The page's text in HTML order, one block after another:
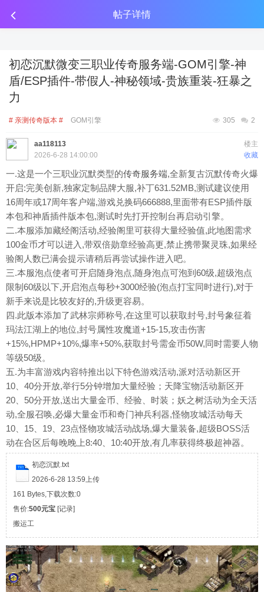
传奇工具分享 点击金币投放广告 点击金币投放广告
帖子详情
初恋沉默微变三职业传奇服务端-GOM引擎-神
盾/ESP插件-带假人-神秘领域-贵族重装-狂暴之
力
# 亲测传奇版本 # GOM引擎 2
305
楼主
aa118113
收藏
2026-6-28 14:00:00
一.这是一个三职业沉默类型的传奇服务端,全新复古沉默传奇火爆
开启:完美创新,独家定制品牌大服,补丁631.52MB,测试建议使用
16周年或17周年客户端,游戏兑换码666888,里面带有ESP插件版
本包和神盾插件版本包,测试时先打开控制台再启动引擎。
二.本服添加藏经阁活动,经验阁里可获得大量经验值,此地图需求
100金币才可以进入,带双倍勋章经验高更,禁止携带聚灵珠,如果经
验阁人数已满会提示请稍后再尝试操作进入吧。
三.本服泡点使者可开启随身泡点,随身泡点可泡到60级,超级泡点
限制60级以下,开启泡点每秒+3000经验(泡点打宝同时进行),对于
新手来说是比较友好的,升级更容易。
四.此版本添加了武林宗师称号,在这里可以获取封号,封号象征着
玛法江湖上的地位,封号属性攻魔道+15-15,攻击伤害
+15%,HPMP+10%,爆率+50%,获取封号需金币50W,同时需要人物
等级50级。
五.为丰富游戏内容特推出以下特色游戏活动,派对活动新区开
10、40分开放,举行5分钟增加大量经验；天降宝物活动新区开
20、50分开放,送出大量金币、经验、时装；妖之树活动为全天活
动,全服召唤,必爆大量金币和奇门神兵利器,怪物攻城活动每天
10、15、19、23点怪物攻城活动战场,爆大量装备,超级BOSS活
动在合区后每晚晚上8:40、10:40开放,有几率获得终极超神器。
初恋沉默.txt
2026-6-28 13:59上传
161 Bytes,下载次数:0
售价:500元宝 [记录]
搬运工